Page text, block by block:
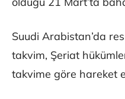
Suudi Arabistan’da
takvim, Şeriat
takvime göre hareket